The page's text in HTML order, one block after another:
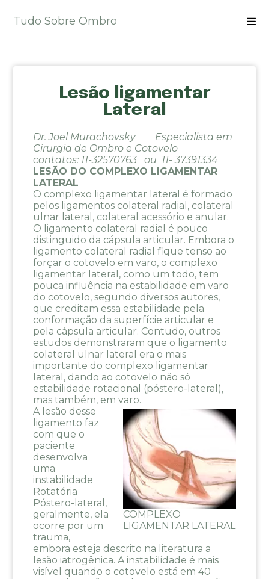
u
Tudo Sobre Ombro
Lesão ligamentar
Lateral
Dr. Joel Murachovsky Especialista em
Cirurgia de Ombro e Cotovelo
contatos: 11-32570763 ou 11- 37391334
LESÃO DO COMPLEXO LIGAMENTAR
LATERAL
O complexo ligamentar lateral é formado
pelos ligamentos colateral radial, colateral
ulnar lateral, colateral acessório e anular.
O ligamento colateral radial é pouco
distinguido da cápsula articular. Embora o
ligamento colateral radial fique tenso ao
forçar o cotovelo em varo, o complexo
ligamentar lateral, como um todo, tem
pouca influência na estabilidade em varo
do cotovelo, segundo diversos autores,
que creditam essa estabilidade pela
conformação da superfície articular e
pela cápsula articular. Contudo, outros
estudos demonstraram que o ligamento
colateral ulnar lateral era o mais
importante do complexo ligamentar
lateral, dando ao cotovelo não só
estabilidade rotacional (póstero-lateral),
mas também, em varo.
COMPLEXO
LIGAMENTAR LATERAL
A lesão desse
ligamento faz
com que o
paciente
desenvolva
uma
instabilidade
Rotatória
Póstero-lateral,
geralmente, ela
ocorre por um
trauma,
embora esteja descrito na literatura a
lesão iatrogênica. A instabilidade é mais
visível quando o cotovelo está em 40